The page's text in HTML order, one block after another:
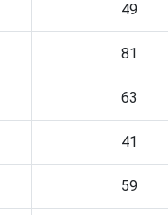
49
81
63
41
59